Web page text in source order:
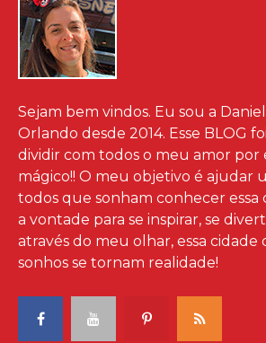
Sejam bem vindos. Eu sou a
Orlando desde 2014. Esse BLOG
dividir com todos o meu amor por
mágico!! O meu objetivo é ajudar
todos que sonham conhecer essa
a vontade para se inspirar, se
através do meu olhar, essa cidade
sonhos se tornam realidade!